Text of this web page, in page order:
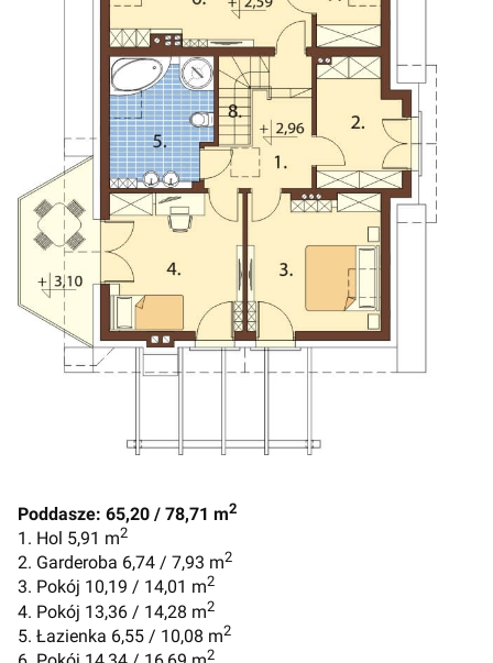
Poddasze: 65,20 / 78,71 m2
1. Hol 5,91 m2
2. Garderoba 6,74 / 7,93 m2
3. Pokój 10,19 / 14,01 m2
4. Pokój 13,36 / 14,28 m2
5. Łazienka 6,55 / 10,08 m2
2